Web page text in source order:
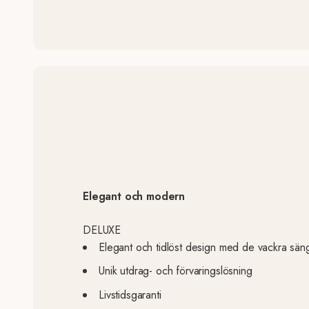
Elegant och modern
DELUXE
Elegant och tidlöst design med de vackra
Unik utdrag- och förvaringslösning
Livstidsgaranti